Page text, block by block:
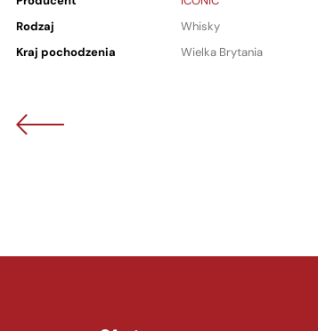
Rodzaj
Whisky
Kraj pochodzenia
Wielka Brytania